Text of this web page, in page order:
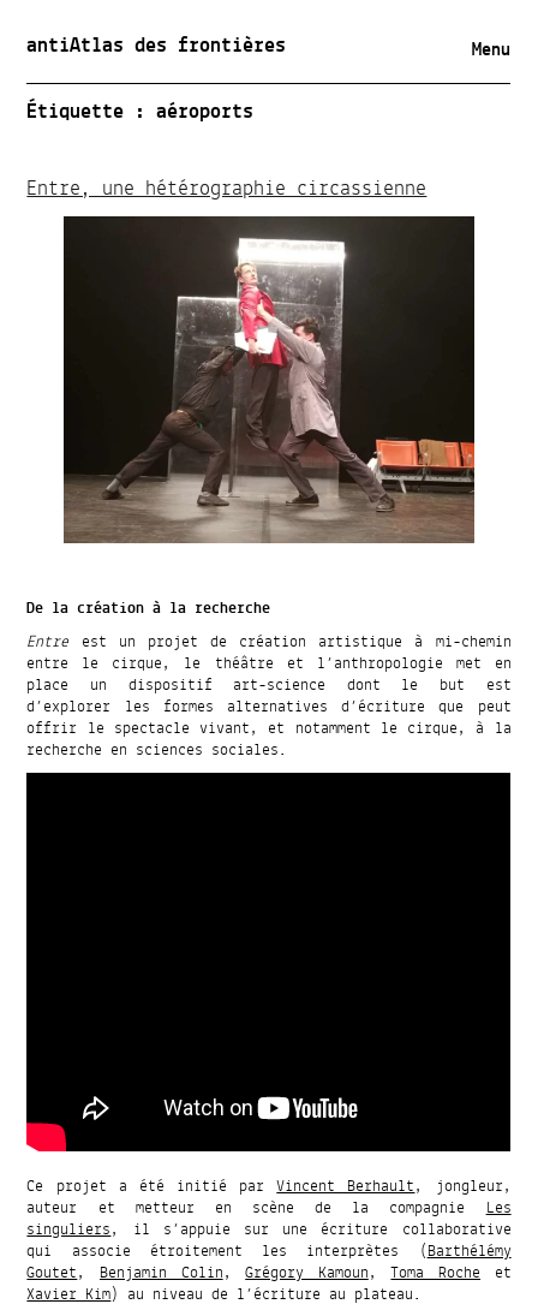
antiAtlas des frontières Menu
Étiquette :aéroports
Entre, une hétérographie circassienne
De la création à la recherche
Entre est un projet de création artistique à mi-chemin
entre le cirque, le théâtre et l’anthropologie met en
place un dispositif art-science dont le but est
d’explorer les formes alternatives d’écriture que peut
offrir le spectacle vivant, et notamment le cirque, à la
recherche en sciences sociales.
Ce projet a été initié parVincent Berhault, jongleur,
auteur et metteur en scène de la compagnieLes
singuliers, il s’appuie sur une écriture collaborative
qui associe étroitement les interprètes (Barthélémy
Goutet, Benjamin Colin,Grégory Kamoun,Toma Roche et
Xavier Kim) au niveau de l’écriture au plateau.